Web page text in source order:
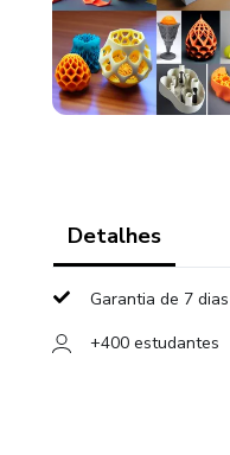
Detalhes
Garantia de 7 dias
+400 estudantes